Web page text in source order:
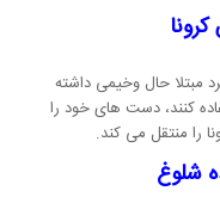
مبتلا حال وخیمی داشته
کنند، دست های خود را
را منتقل می کند.
شلوغ